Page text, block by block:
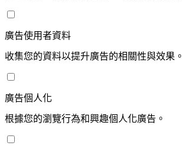
廣告使用者資料
收集您的資料以提升廣告的相關性與效果。
廣告個人化
根據您的瀏覽行為和興趣個人化廣告。